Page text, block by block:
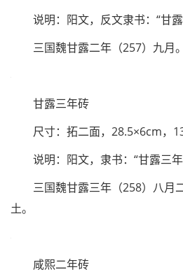
说明：阳文，隶书：“【嘉】
三国魏嘉平六年（254）。
甘露二年砖
尺寸：拓四面，11×4.5cm，
说明：阳文，反文隶书：“甘露
三国魏甘露二年（257）九月
尺寸：拓二面，28.5×6cm，